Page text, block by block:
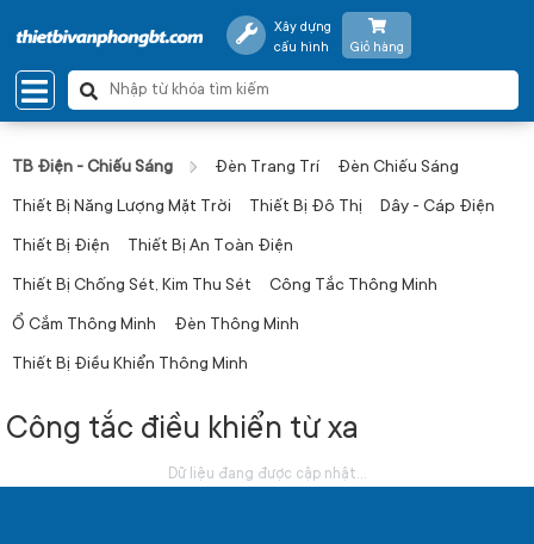
Xây dựng
cấu hình
Giỏ hàng
TB Điện - Chiếu Sáng Đèn Trang Trí Đèn Chiếu Sáng
Thiết Bị Năng Lượng Mặt Trời Thiết Bị Đô Thị Dây - Cáp Điện
Thiết Bị Điện Thiết Bị An Toàn Điện
Thiết Bị Chống Sét, Kim Thu Sét Công Tắc Thông Minh
Ổ Cắm Thông Minh Đèn Thông Minh
Thiết Bị Điều Khiển Thông Minh
Công tắc điều khiển từ xa
Dữ liệu đang được cập nhật...